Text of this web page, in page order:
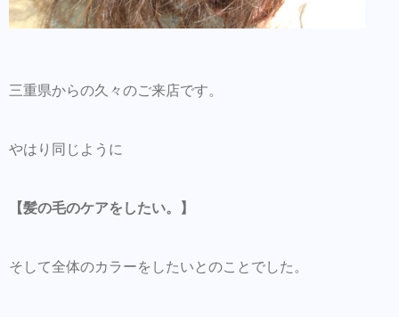
三重県からの久々のご来店です。
やはり同じように
【髪の毛のケアをしたい。】
そして全体のカラーをしたいとのことでした。